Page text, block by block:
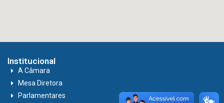
Institucional
A Câmara
Mesa Diretora
Parlamentares